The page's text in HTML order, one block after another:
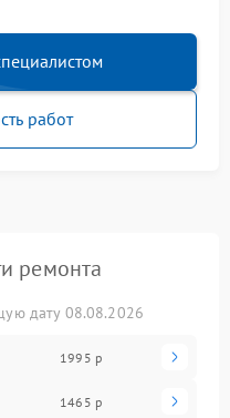
работ
ремонта
дату 08.08.2026
1995 р
1465 р